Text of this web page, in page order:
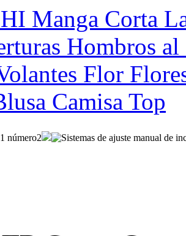
Manga Corta
Hombros
Flor
Camisa Top